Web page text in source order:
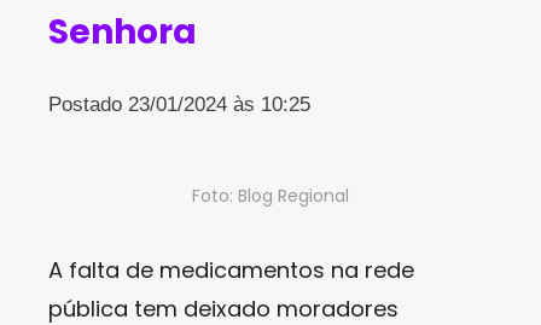
Senhora
Postado 23/01/2024 às 10:25
Foto: Blog Regional
A falta de medicamentos na rede
pública tem deixado moradores